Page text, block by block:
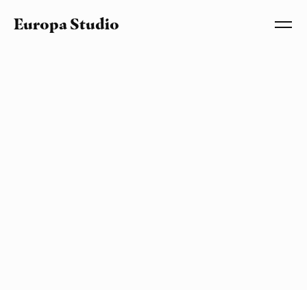
Europa Studio